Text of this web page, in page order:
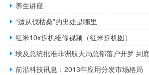
养生讲座
“适从伐枯桑”的出处是哪里
红米10x拆机维修视频（红米拆机图）
埃及总统批准非洲航天局总部落户开罗 到
前沿科技讯息：2013年应用分发市场格局